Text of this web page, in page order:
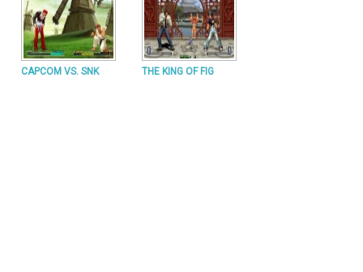
CAPCOM VS. SNK THE KING OF FIG